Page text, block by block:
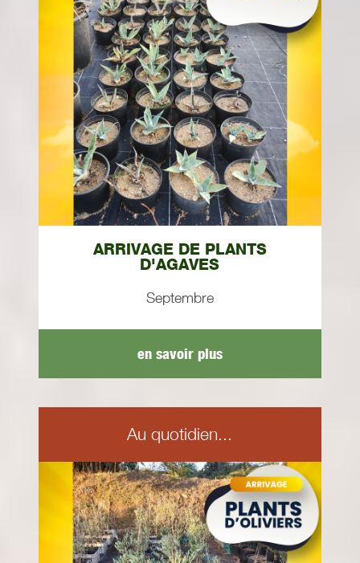
ARRIVAGE DE PLANTS
D'AGAVES
Septembre
en savoir plus
Au quotidien...